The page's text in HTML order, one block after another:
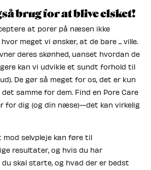
brug for at blive elsket!
at porer på næsen ikke
meget vi ønsker, at de bare ... ville.
deres skønhed, uanset hvordan de
kan vi udvikle et sundt forhold til
De gør så meget for os, det er kun
samme for dem. Find en Pore Care
for dig (og din næse)—det kan virkelig
selvpleje kan føre til
resultater, og hvis du har
skal starte, og hvad der er bedst